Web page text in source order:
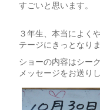
すごいと思います。
３年生、本当によく
テージにきっとなりま
ショーの内容はシー
メッセージをお送りし